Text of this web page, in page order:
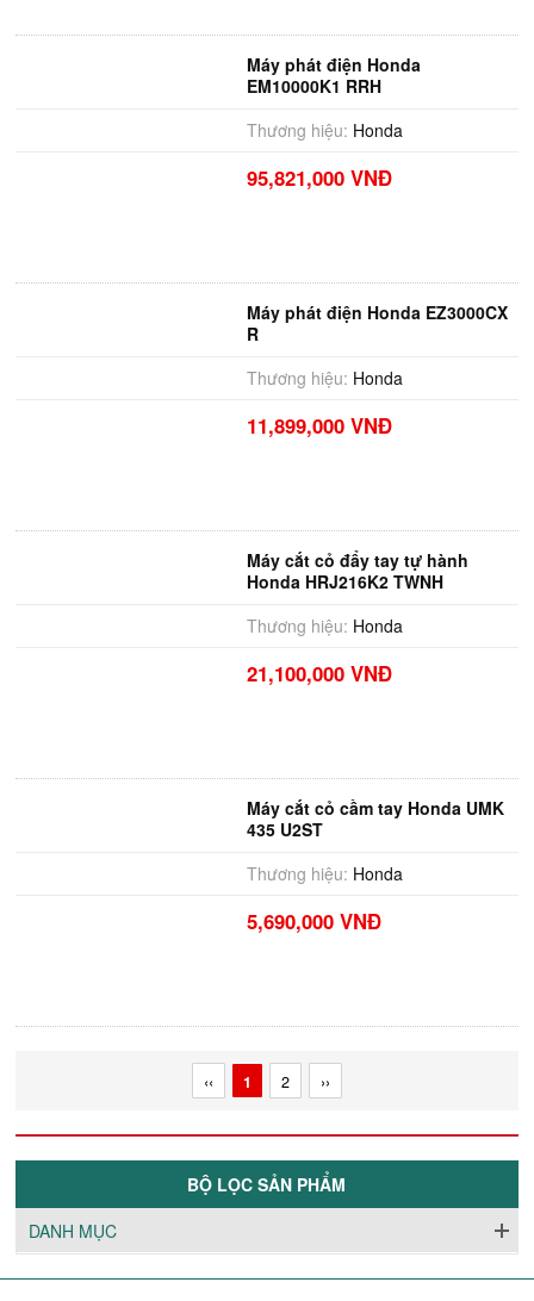
Máy phát điện Honda
EM10000K1 RRH
Thương hiệu: Honda
95,821,000 VNĐ
Máy phát điện Honda EZ3000CX
R
Thương hiệu: Honda
11,899,000 VNĐ
Máy cắt cỏ đẩy tay tự hành
Honda HRJ216K2 TWNH
Thương hiệu: Honda
21,100,000 VNĐ
Máy cắt cỏ cầm tay Honda UMK
435 U2ST
Thương hiệu: Honda
5,690,000 VNĐ
‹‹ 1 2 ››
BỘ LỌC SẢN PHẨM
DANH MỤC